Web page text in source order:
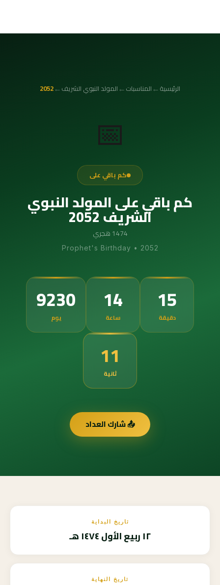
الرئيسية←المناسبات←المولد النبوي الشريف←
2052
📅
كم باقي على
كم باقي على المولد النبوي
الشريف 2052
1474 هجري
Prophet's Birthday • 2052
9230
يوم
14
ساعة
15
دقيقة
10
ثانية
📤 شارك العداد
تاريخ البداية
١٢ ربيع الأول ١٤٧٤ هـ
تاريخ النهاية